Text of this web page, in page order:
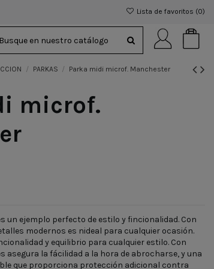
Lista de favoritos (0)
PARKAS Parka midi microf. Manchester
microf.
un ejemplo perfecto de estilo y fincionalidad. Con
modernos es nideal para cualquier ocasión.
y equilibrio para cualquier estilo. Con
asegura la fácilidad a la hora de abrocharse, y una
que proporciona protección adicional contra